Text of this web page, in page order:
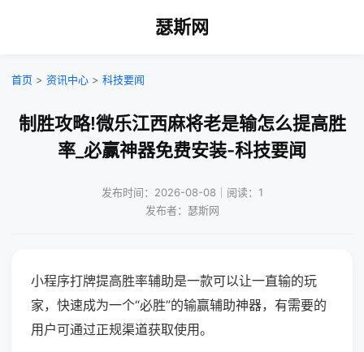
瑟斯网
首页 > 资讯中心 > 科技要闻
制胜攻略!微乐江西麻将老是输怎么提高胜
率_必赢神器免费安装-科技要闻
发布时间：2026-08-08｜阅读：1
发布者：瑟斯网
小程序打牌提高胜率辅助是一款可以让一直输的玩
家，快速成为一个“必胜”的输赢辅助神器，有需要的
用户可通过正规渠道获取使用。